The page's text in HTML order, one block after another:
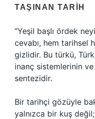
TAŞINAN TARIH
“Yeşil başlı ördek
cevabı, hem tarihsel
gizlidir. Bu türkü, Türk
inanç sistemlerinin
sentezidir.
Bir tarihçi gözüyle
yalnızca bir kuş değil;